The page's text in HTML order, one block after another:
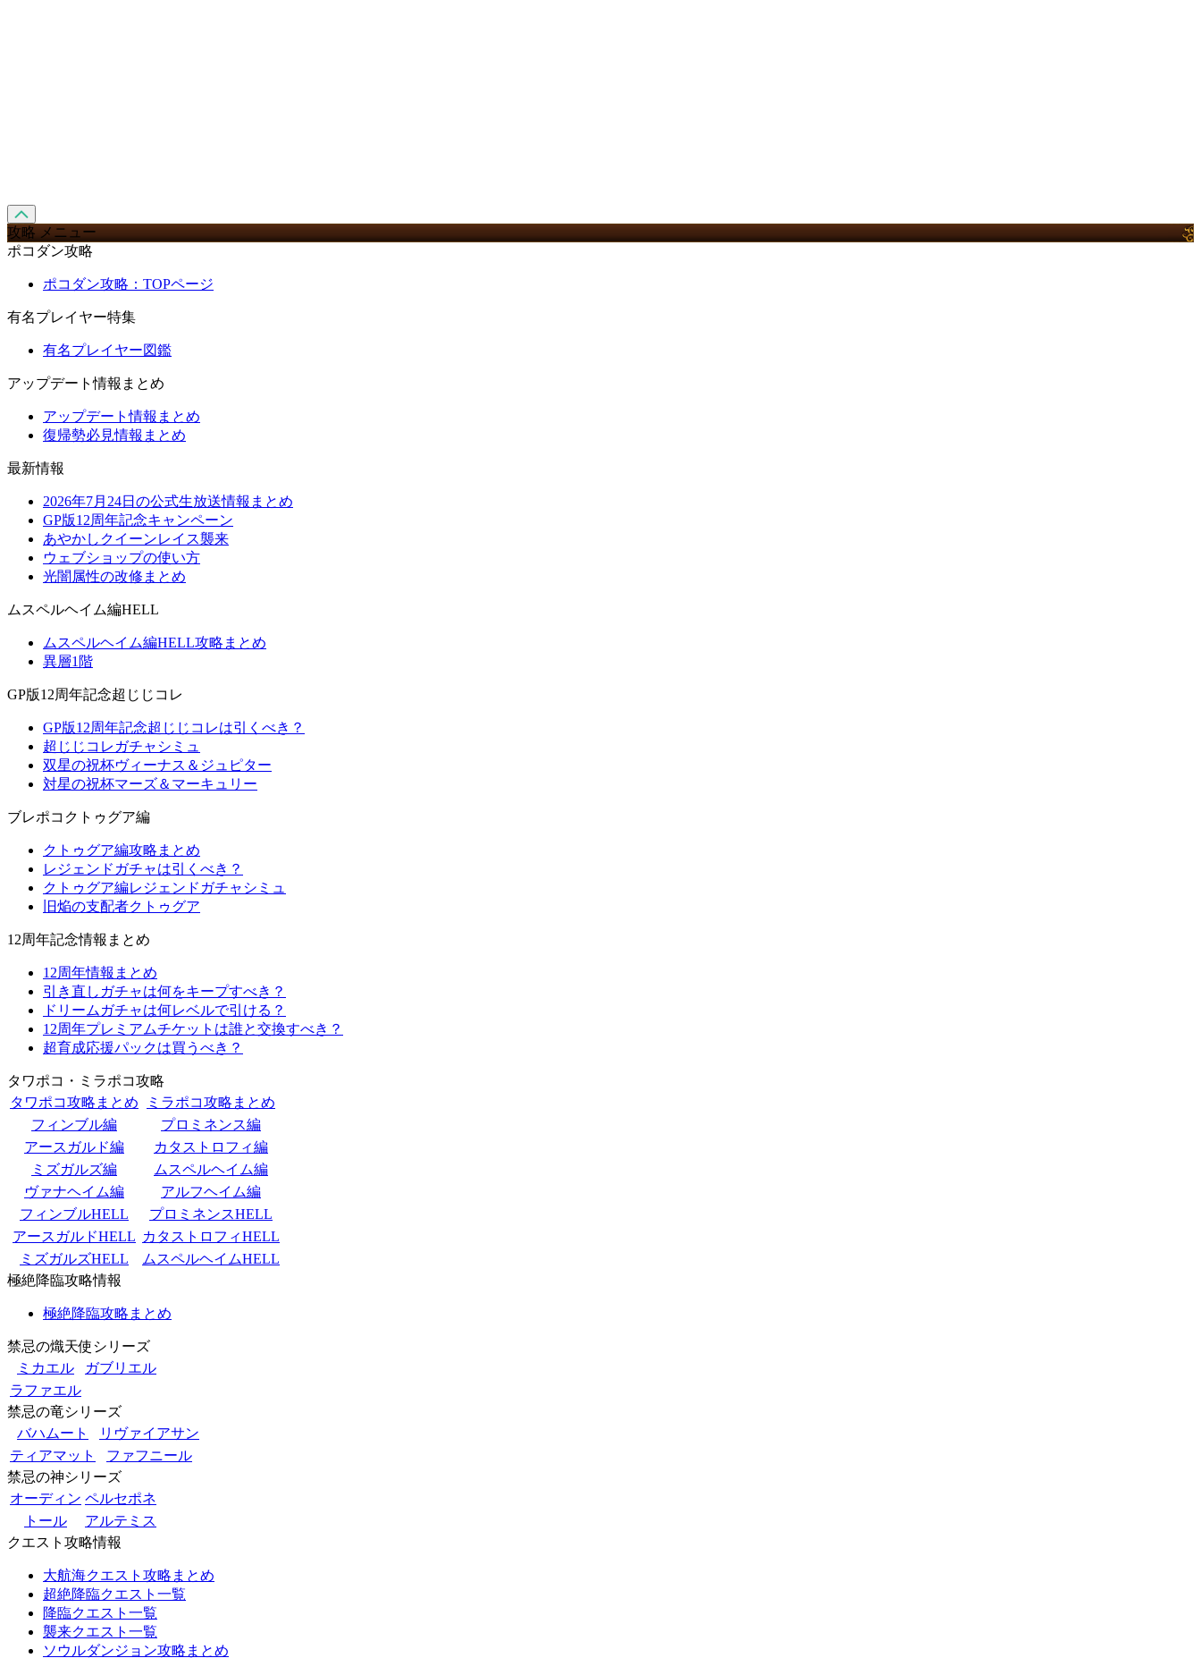
攻略 メニュー
ポコダン攻略
ポコダン攻略：TOPページ
有名プレイヤー特集
有名プレイヤー図鑑
アップデート情報まとめ
アップデート情報まとめ
復帰勢必見情報まとめ
最新情報
2026年7月24日の公式生放送情報まとめ
GP版12周年記念キャンペーン
あやかしクイーンレイス襲来
ウェブショップの使い方
光闇属性の改修まとめ
ムスペルヘイム編HELL
ムスペルヘイム編HELL攻略まとめ
異層1階
GP版12周年記念超じじコレ
GP版12周年記念超じじコレは引くべき？
超じじコレガチャシミュ
双星の祝杯ヴィーナス＆ジュピター
対星の祝杯マーズ＆マーキュリー
ブレポコクトゥグア編
クトゥグア編攻略まとめ
レジェンドガチャは引くべき？
クトゥグア編レジェンドガチャシミュ
旧焔の支配者クトゥグア
12周年記念情報まとめ
12周年情報まとめ
引き直しガチャは何をキープすべき？
ドリームガチャは何レベルで引ける？
12周年プレミアムチケットは誰と交換すべき？
超育成応援パックは買うべき？
タワポコ・ミラポコ攻略
タワポコ攻略まとめ
ミラポコ攻略まとめ
フィンブル編
プロミネンス編
アースガルド編
カタストロフィ編
ミズガルズ編
ムスペルヘイム編
ヴァナヘイム編
アルフヘイム編
フィンブルHELL
プロミネンスHELL
アースガルドHELL カタストロフィHELL
ミズガルズHELL
ムスペルヘイムHELL
極絶降臨攻略情報
極絶降臨攻略まとめ
禁忌の熾天使シリーズ
ミカエル
ガブリエル
ラファエル
禁忌の竜シリーズ
バハムート
リヴァイアサン
ティアマット
ファフニール
禁忌の神シリーズ
オーディン ペルセポネ
トール
アルテミス
クエスト攻略情報
大航海クエスト攻略まとめ
超絶降臨クエスト一覧
降臨クエスト一覧
襲来クエスト一覧
ソウルダンジョン攻略まとめ